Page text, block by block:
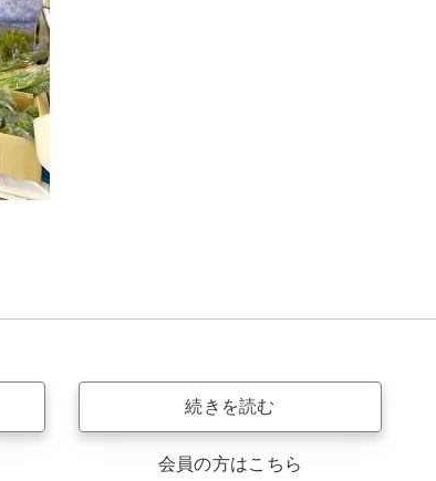
続きを読む
会員の方はこちら